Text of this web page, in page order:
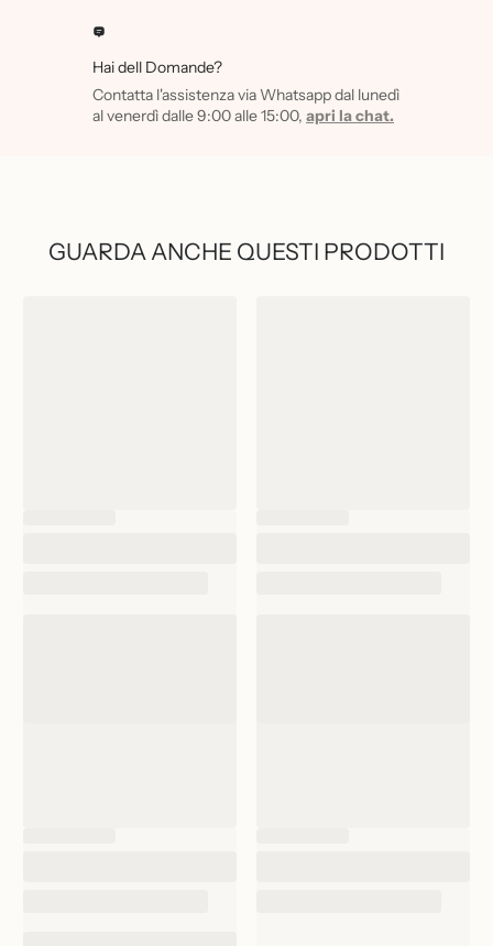
Hai dell Domande?
Contatta l'assistenza via Whatsapp dal lunedì
al venerdì dalle 9:00 alle 15:00, apri la chat.
GUARDA ANCHE QUESTI PRODOTTI